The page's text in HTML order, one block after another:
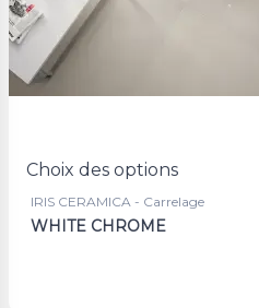
Choix des options
IRIS CERAMICA - Carrelage
WHITE CHROME